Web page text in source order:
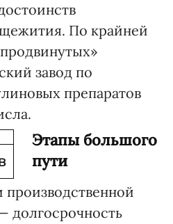
По крайней
завод по
препаратов
Этапы большого
пути
долгосрочность